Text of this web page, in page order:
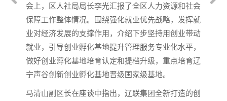
会上，区人社局局长李光汇报了全区人力资源和社会
保障工作整体情况。围绕强化就业优先战略，发挥就
业对经济发展的支撑作用，介绍下步坚持用创业带动
就业，引导创业孵化基地提升管理服务专业化水平，
做好创业孵化基地培育认定和提档升级，重点培育辽
宁声谷创新创业孵化基地晋级国家级基地。
马清山副区长在座谈中指出，辽联集团全新打造的创